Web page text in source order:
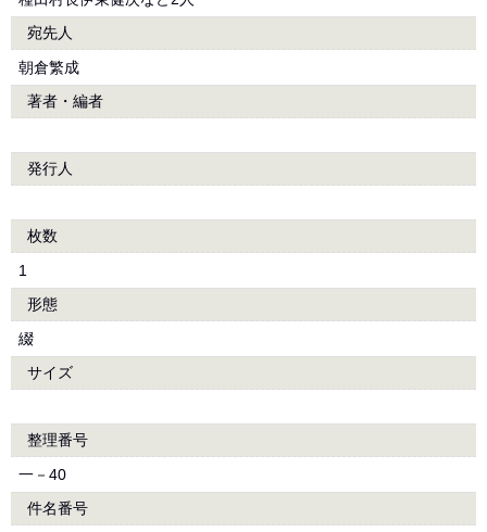
宛先人
朝倉繁成
著者・編者
発行人
枚数
1
形態
綴
サイズ
整理番号
一－40
件名番号